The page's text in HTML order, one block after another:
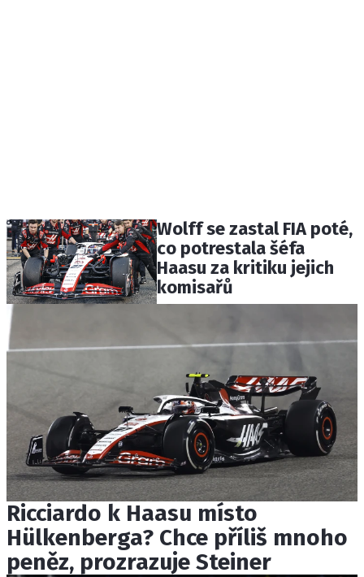
Wolff se zastal FIA poté,
co potrestala šéfa
Haasu za kritiku jejich
komisařů
Ricciardo k Haasu místo
Hülkenberga? Chce příliš mnoho
peněz, prozrazuje Steiner